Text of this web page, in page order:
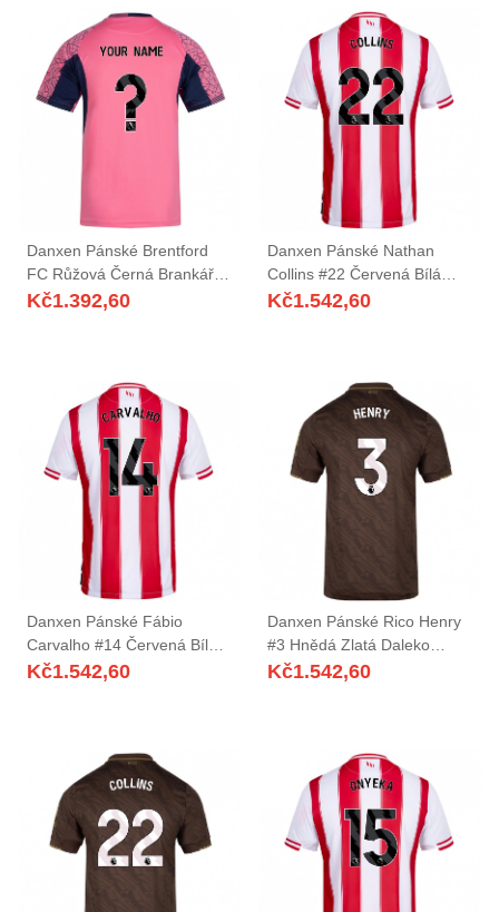
Danxen Pánské Brentford
FC Růžová Černá Brankář
Dresy 2025/26 Dres
Kč1.392,60
Danxen Pánské Nathan
Collins #22 Červená Bílá
Domů Hráčské Dresy
Kč1.542,60
Danxen Pánské Fábio
Carvalho #14 Červená Bílá
Domů Hráčské Dresy
Kč1.542,60
Danxen Pánské Rico Henry
#3 Hnědá Zlatá Daleko
Hráčské Dresy 2025/26 Dres
Kč1.542,60